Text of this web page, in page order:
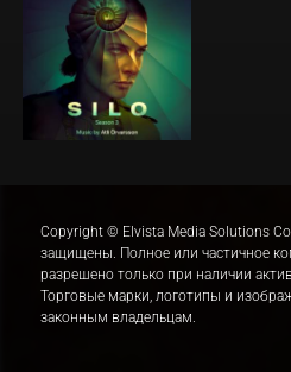
Copyright © Elvista Media Solutions
защищены. Полное или частичное
разрешено только при наличии
Торговые марки, логотипы и
законным владельцам.